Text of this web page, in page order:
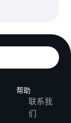
帮助
联系我
们